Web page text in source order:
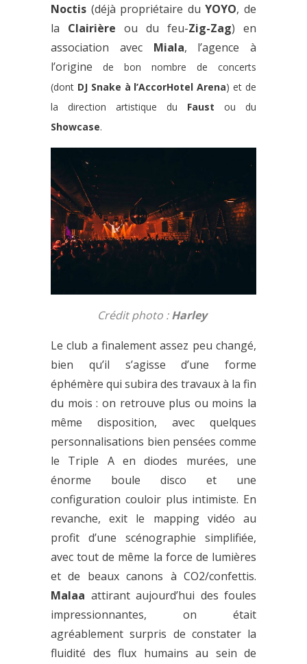
Noctis (déjà propriétaire duYOYO, de
la Clairière ou du feu-Zig-Zag) en
association avec Miala, l’agence à
l’origine
de bon nombre de concerts
(dont DJ Snake à l’AccorHotel Arena) et de
la direction artistique du Faust ou du
Showcase.
Crédit photo :Harley
Le club a finalement assez peu changé,
bien qu’il s’agisse d’une forme
éphémère qui subira des travaux à la fin
du mois : on retrouve plus ou moins la
même disposition, avec quelques
personnalisations bien pensées comme
le Triple A en diodes murées, une
énorme boule disco et une
configuration couloir plus intimiste. En
revanche, exit le mapping vidéo au
profit d’une scénographie simplifiée,
avec tout de même la force de lumières
et de beaux canons à CO2/confettis.
Malaa attirant aujourd’hui des foules
impressionnantes, on était
agréablement surpris de constater la
fluidité des flux humains au sein de